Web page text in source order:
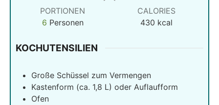
PORTIONEN
6 Personen
CALORIES
430 kcal
KOCHUTENSILIEN
Große Schüssel zum Vermengen
Kastenform (ca. 1,8 L) oder Auflaufform
Ofen